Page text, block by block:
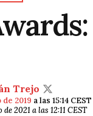
Trejo
2019 a las 15:14 CEST
2021 a las 12:11 CEST